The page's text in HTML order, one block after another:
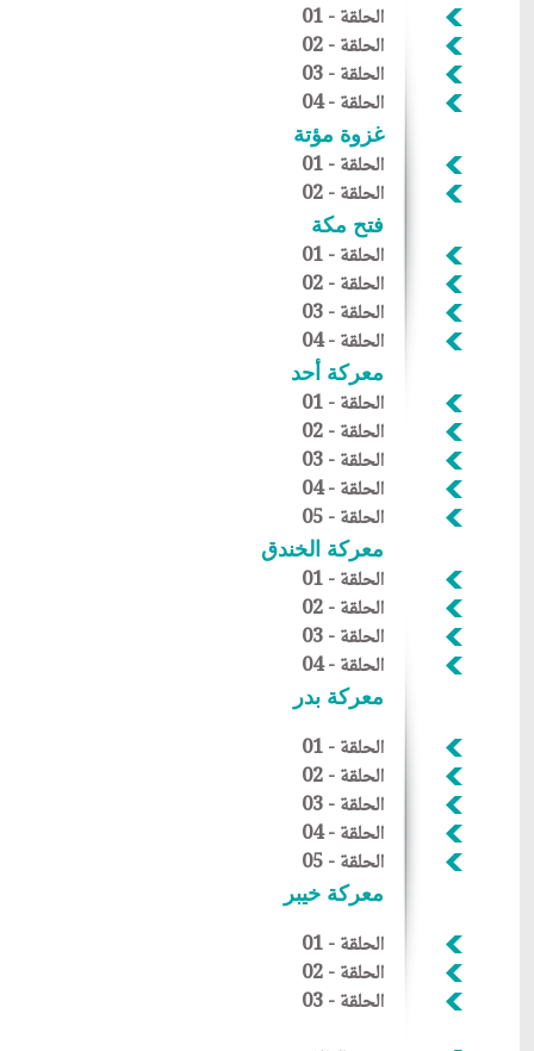
الحلقة - 01
الحلقة - 02
الحلقة - 03
الحلقة - 04
غزوة مؤتة
الحلقة - 01
الحلقة - 02
فتح مكة
الحلقة - 01
الحلقة- 02
الحلقة- 03
الحلقة- 04
معركة أحد
الحلقة- 01
الحلقة- 02
الحلقة- 03
الحلقة- 04
الحلقة- 05
معركة الخندق
الحلقة - 01
الحلقة- 02
الحلقة- 03
الحلقة- 04
معركة بدر
الحلقة - 01
الحلقة- 02
الحلقة- 03
الحلقة- 04
الحلقة- 05
معركة خيبر
الحلقة - 01
الحلقة - 02
الحلقة - 03